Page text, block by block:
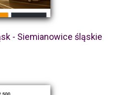
- Siemianowice śląskie